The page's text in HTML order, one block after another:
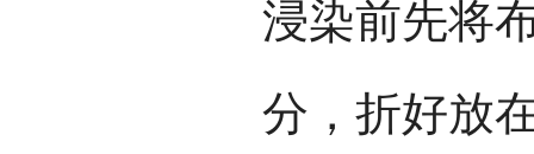
浸染前先将
分，折好放